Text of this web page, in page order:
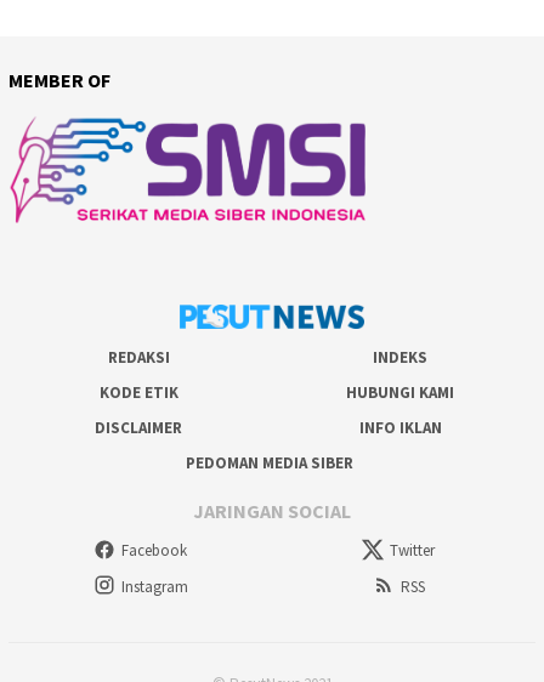
MEMBER OF
REDAKSI
INDEKS
KODE ETIK
HUBUNGI KAMI
DISCLAIMER
INFO IKLAN
PEDOMAN MEDIA SIBER
JARINGAN SOCIAL
Facebook
Twitter
Instagram
RSS